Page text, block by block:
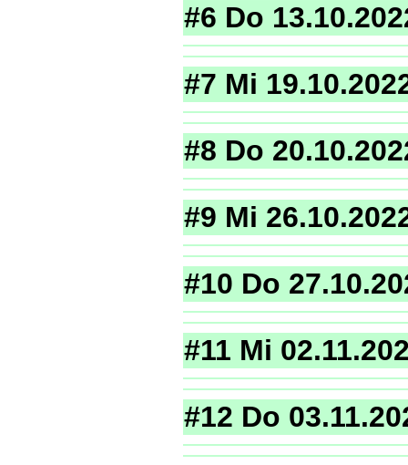
#6 Do
#7 Mi
#8 Do
#9 Mi
#10 Do
#11 Mi
#12 Do